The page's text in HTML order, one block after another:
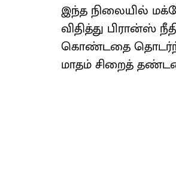
இந்த நிலையில்
விதித்து பிரான்ஸ்
கொண்டதை
மாதம் சிறைத்